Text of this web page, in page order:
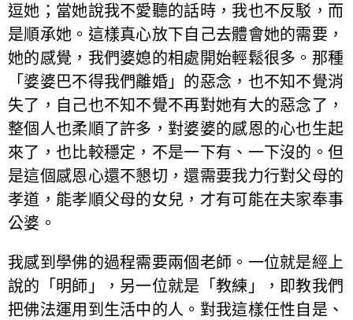
逗她；當她說我不愛聽的話時，我也不反駁，而
是順承她。這樣真心放下自己去體會她的需要，
她的感覺，我們婆媳的相處開始輕鬆很多。那種
「婆婆巴不得我們離婚」的惡念，也不知不覺消
失了，自己也不知不覺不再對她有大的惡念了，
整個人也柔順了許多，對婆婆的感恩的心也生起
來了，也比較穩定，不是一下有、一下沒的。但
是這個感恩心還不懇切，還需要我力行對父母的
孝道，能孝順父母的女兒，才有可能在夫家奉事
公婆。
我感到學佛的過程需要兩個老師。一位就是經上
說的「明師」，另一位就是「教練」，即教我們
把佛法運用到生活中的人。對我這樣任性自是、